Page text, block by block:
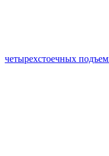
четырехстоечных